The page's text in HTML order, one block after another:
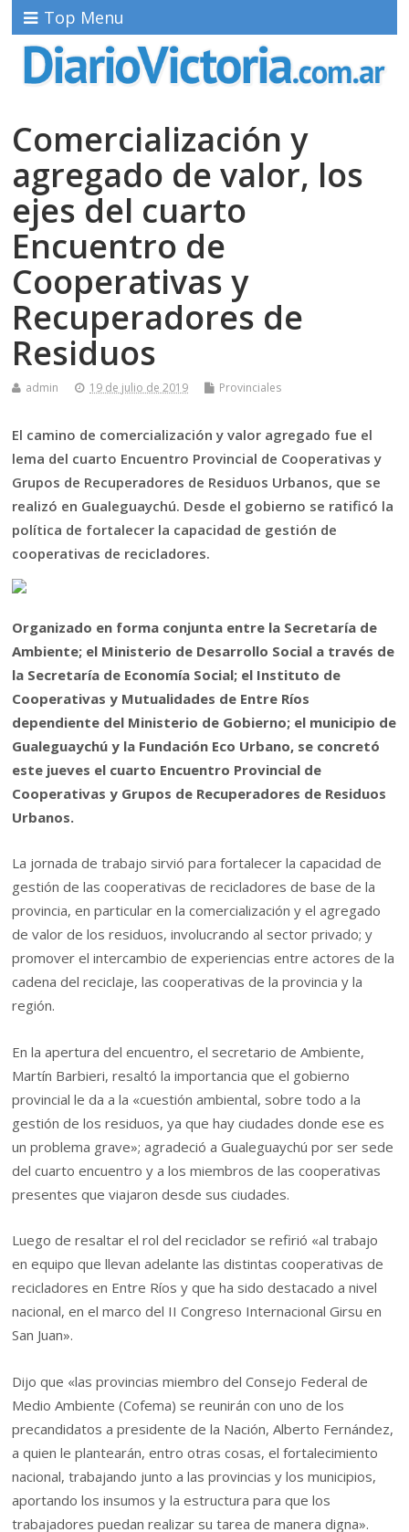
Top Menu
Comercialización y
agregado de valor, los
ejes del cuarto
Encuentro de
Cooperativas y
Recuperadores de
Residuos
admin 19 de julio de 2019 Provinciales
El camino de comercialización y valor agregado fue el
lema del cuarto Encuentro Provincial de Cooperativas y
Grupos de Recuperadores de Residuos Urbanos, que se
realizó en Gualeguaychú. Desde el gobierno se ratificó la
política de fortalecer la capacidad de gestión de
cooperativas de recicladores.
Organizado en forma conjunta entre la Secretaría de
Ambiente; el Ministerio de Desarrollo Social a través de
la Secretaría de Economía Social; el Instituto de
Cooperativas y Mutualidades de Entre Ríos
dependiente del Ministerio de Gobierno; el municipio de
Gualeguaychú y la Fundación Eco Urbano, se concretó
este jueves el cuarto Encuentro Provincial de
Cooperativas y Grupos de Recuperadores de Residuos
Urbanos.
La jornada de trabajo sirvió para fortalecer la capacidad de
gestión de las cooperativas de recicladores de base de la
provincia, en particular en la comercialización y el agregado
de valor de los residuos, involucrando al sector privado; y
promover el intercambio de experiencias entre actores de la
cadena del reciclaje, las cooperativas de la provincia y la
región.
En la apertura del encuentro, el secretario de Ambiente,
Martín Barbieri, resaltó la importancia que el gobierno
provincial le da a la «cuestión ambiental, sobre todo a la
gestión de los residuos, ya que hay ciudades donde ese es
un problema grave»; agradeció a Gualeguaychú por ser sede
del cuarto encuentro y a los miembros de las cooperativas
presentes que viajaron desde sus ciudades.
Luego de resaltar el rol del reciclador se refirió «al trabajo
en equipo que llevan adelante las distintas cooperativas de
recicladores en Entre Ríos y que ha sido destacado a nivel
nacional, en el marco del II Congreso Internacional Girsu en
San Juan».
Dijo que «las provincias miembro del Consejo Federal de
Medio Ambiente (Cofema) se reunirán con uno de los
precandidatos a presidente de la Nación, Alberto Fernández,
a quien le plantearán, entro otras cosas, el fortalecimiento
nacional, trabajando junto a las provincias y los municipios,
aportando los insumos y la estructura para que los
trabajadores puedan realizar su tarea de manera digna».